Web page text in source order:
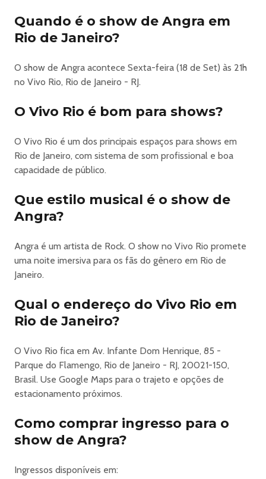
total dos ingressos disponíveis para cada evento.
Caso o benefício não seja garantido, o portador deverá
complementar o valor do ingresso adquirido para o valor
não será permitido
ESTUDANTES - Os estudantes terão direito ao benefício
momento da aquisição do ingresso e na portaria ou na
emitido por entidades estaduais e municipais, Diretórios
Centrais dos Estudantes, Centros e Diretórios
Acadêmicos, mesmo que essas entidades não sejam
MENORES DE 21 ANOS - Lei Estadual n° 3.364/00 -
apresentação obrigatória da Carteira de Identidade ou
PESSOAS COM DEFICIÊNCIA E ACOMPANHANTE
QUANDO NECESSÁRIO - Conforme a Lei Geral da Meia-
Entrada (Decreto nº 8.537/15, que regulamenta a Lei
de Prestação Continuada da Assistência Social da Pessoa
com Deficiência ou de documento emitido pelo Instituto
Nacional do Seguro Social - INSS que ateste a retirada de
Complementar nº 142, de 8 de maio de 2013. No
momento da apresentação, esses documentos deverão
ser acompanhados de documento de identidade oficial
com foto .
COM IDADES DE 15 A 29 ANOS - mediante
apresentação da Carteira de Identidade Jovem que será
31 de março de 2016, acompanhado de documento de
Quando é o show de Angra em
Rio de Janeiro?
O show de Angra acontece Sexta-feira (18 de Set) às 21h
no Vivo Rio, Rio de Janeiro - RJ.
O Vivo Rio é bom para shows?
O Vivo Rio é um dos principais espaços para shows em
Rio de Janeiro, com sistema de som profissional e boa
capacidade de público.
Que estilo musical é o show de
Angra?
Angra é um artista de Rock. O show no Vivo Rio promete
uma noite imersiva para os fãs do gênero em Rio de
Janeiro.
Qual o endereço do Vivo Rio em
Rio de Janeiro?
O Vivo Rio fica em Av. Infante Dom Henrique, 85 -
Parque do Flamengo, Rio de Janeiro - RJ, 20021-150,
Brasil. Use Google Maps para o trajeto e opções de
estacionamento próximos.
Como comprar ingresso para o
show de Angra?
Ingressos disponíveis em: